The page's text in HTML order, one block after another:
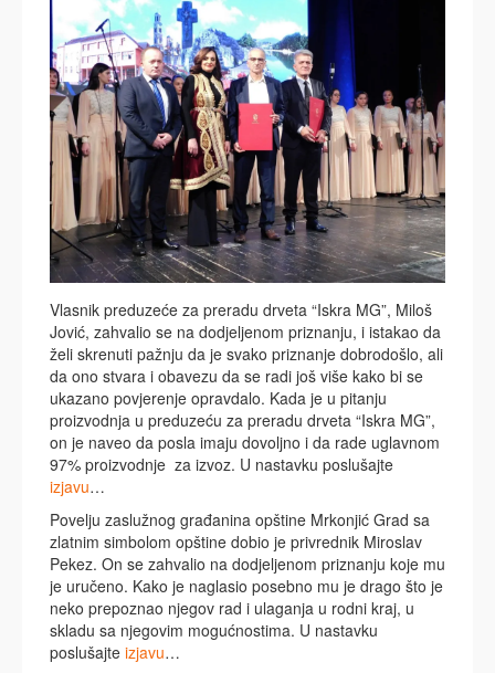
Vlasnik preduzeće za preradu drveta “Iskra MG”, Miloš
Jović, zahvalio se na dodjeljenom priznanju, i istakao da
želi skrenuti pažnju da je svako priznanje dobrodošlo, ali
da ono stvara i obavezu da se radi još više kako bi se
ukazano povjerenje opravdalo. Kada je u pitanju
proizvodnja u preduzeću za preradu drveta “Iskra MG”,
on je naveo da posla imaju dovoljno i da rade uglavnom
97% proizvodnje za izvoz. U nastavku poslušajte
izjavu…
Povelju zaslužnog građanina opštine Mrkonjić Grad sa
zlatnim simbolom opštine dobio je privrednik Miroslav
Pekez. On se zahvalio na dodjeljenom priznanju koje mu
je uručeno. Kako je naglasio posebno mu je drago što je
neko prepoznao njegov rad i ulaganja u rodni kraj, u
skladu sa njegovim mogućnostima. U nastavku
poslušajte izjavu…